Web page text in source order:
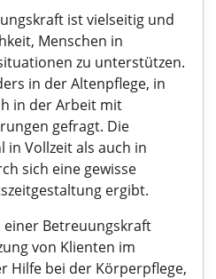
ist vielseitig und
Menschen in
zu unterstützen.
in der Altenpflege, in
in der Arbeit mit
gefragt. Die
in Vollzeit als auch in
sich eine gewisse
ergibt.
Betreuungskraft
von Klienten im
Hilfe bei der Körperpflege,